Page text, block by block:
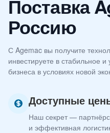
Поставка
Россию
С Agemac вы получите
инвестируете в стабильное
бизнеса в условиях новой
Доступные
Наш секрет —
и эффективная